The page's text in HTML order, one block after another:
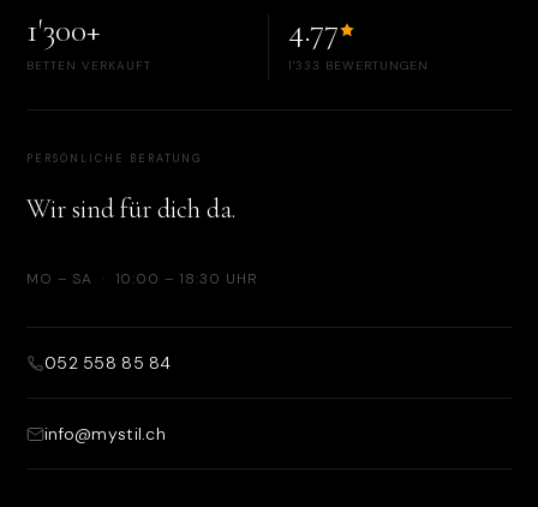
1'300+
BETTEN VERKAUFT
4.77
1'333 BEWERTUNGEN
PERSÖNLICHE BERATUNG
Wir sind für dich da.
MO – SA · 10:00 – 18:30 UHR
052 558 85 84
info@mystil.ch